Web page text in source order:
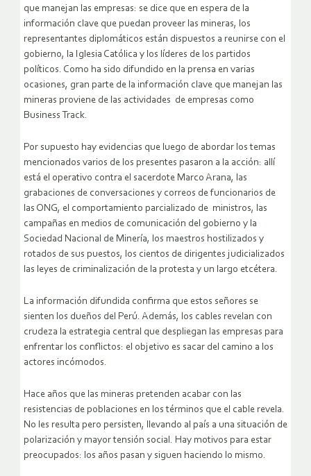
que manejan las empresas: se dice que en espera de la
información clave que puedan proveer las mineras, los
representantes diplomáticos están dispuestos a reunirse con el
gobierno, la Iglesia Católica y los líderes de los partidos
políticos. Como ha sido difundido en la prensa en varias
ocasiones, gran parte de la información clave que manejan las
mineras proviene de las actividades de empresas como
Business Track.
Por supuesto hay evidencias que luego de abordar los temas
mencionados varios de los presentes pasaron a la acción: allí
está el operativo contra el sacerdote Marco Arana, las
grabaciones de conversaciones y correos de funcionarios de
las ONG, el comportamiento parcializado de ministros, las
campañas en medios de comunicación del gobierno y la
Sociedad Nacional de Minería, los maestros hostilizados y
rotados de sus puestos, los cientos de dirigentes judicializados
las leyes de criminalización de la protesta y un largo etcétera.
La información difundida confirma que estos señores se
sienten los dueños del Perú. Además, los cables revelan con
crudeza la estrategia central que despliegan las empresas para
enfrentar los conflictos: el objetivo es sacar del camino a los
actores incómodos.
Hace años que las mineras pretenden acabar con las
resistencias de poblaciones en los términos que el cable revela.
No les resulta pero persisten, llevando al país a una situación de
polarización y mayor tensión social. Hay motivos para estar
preocupados: los años pasan y siguen haciendo lo mismo.